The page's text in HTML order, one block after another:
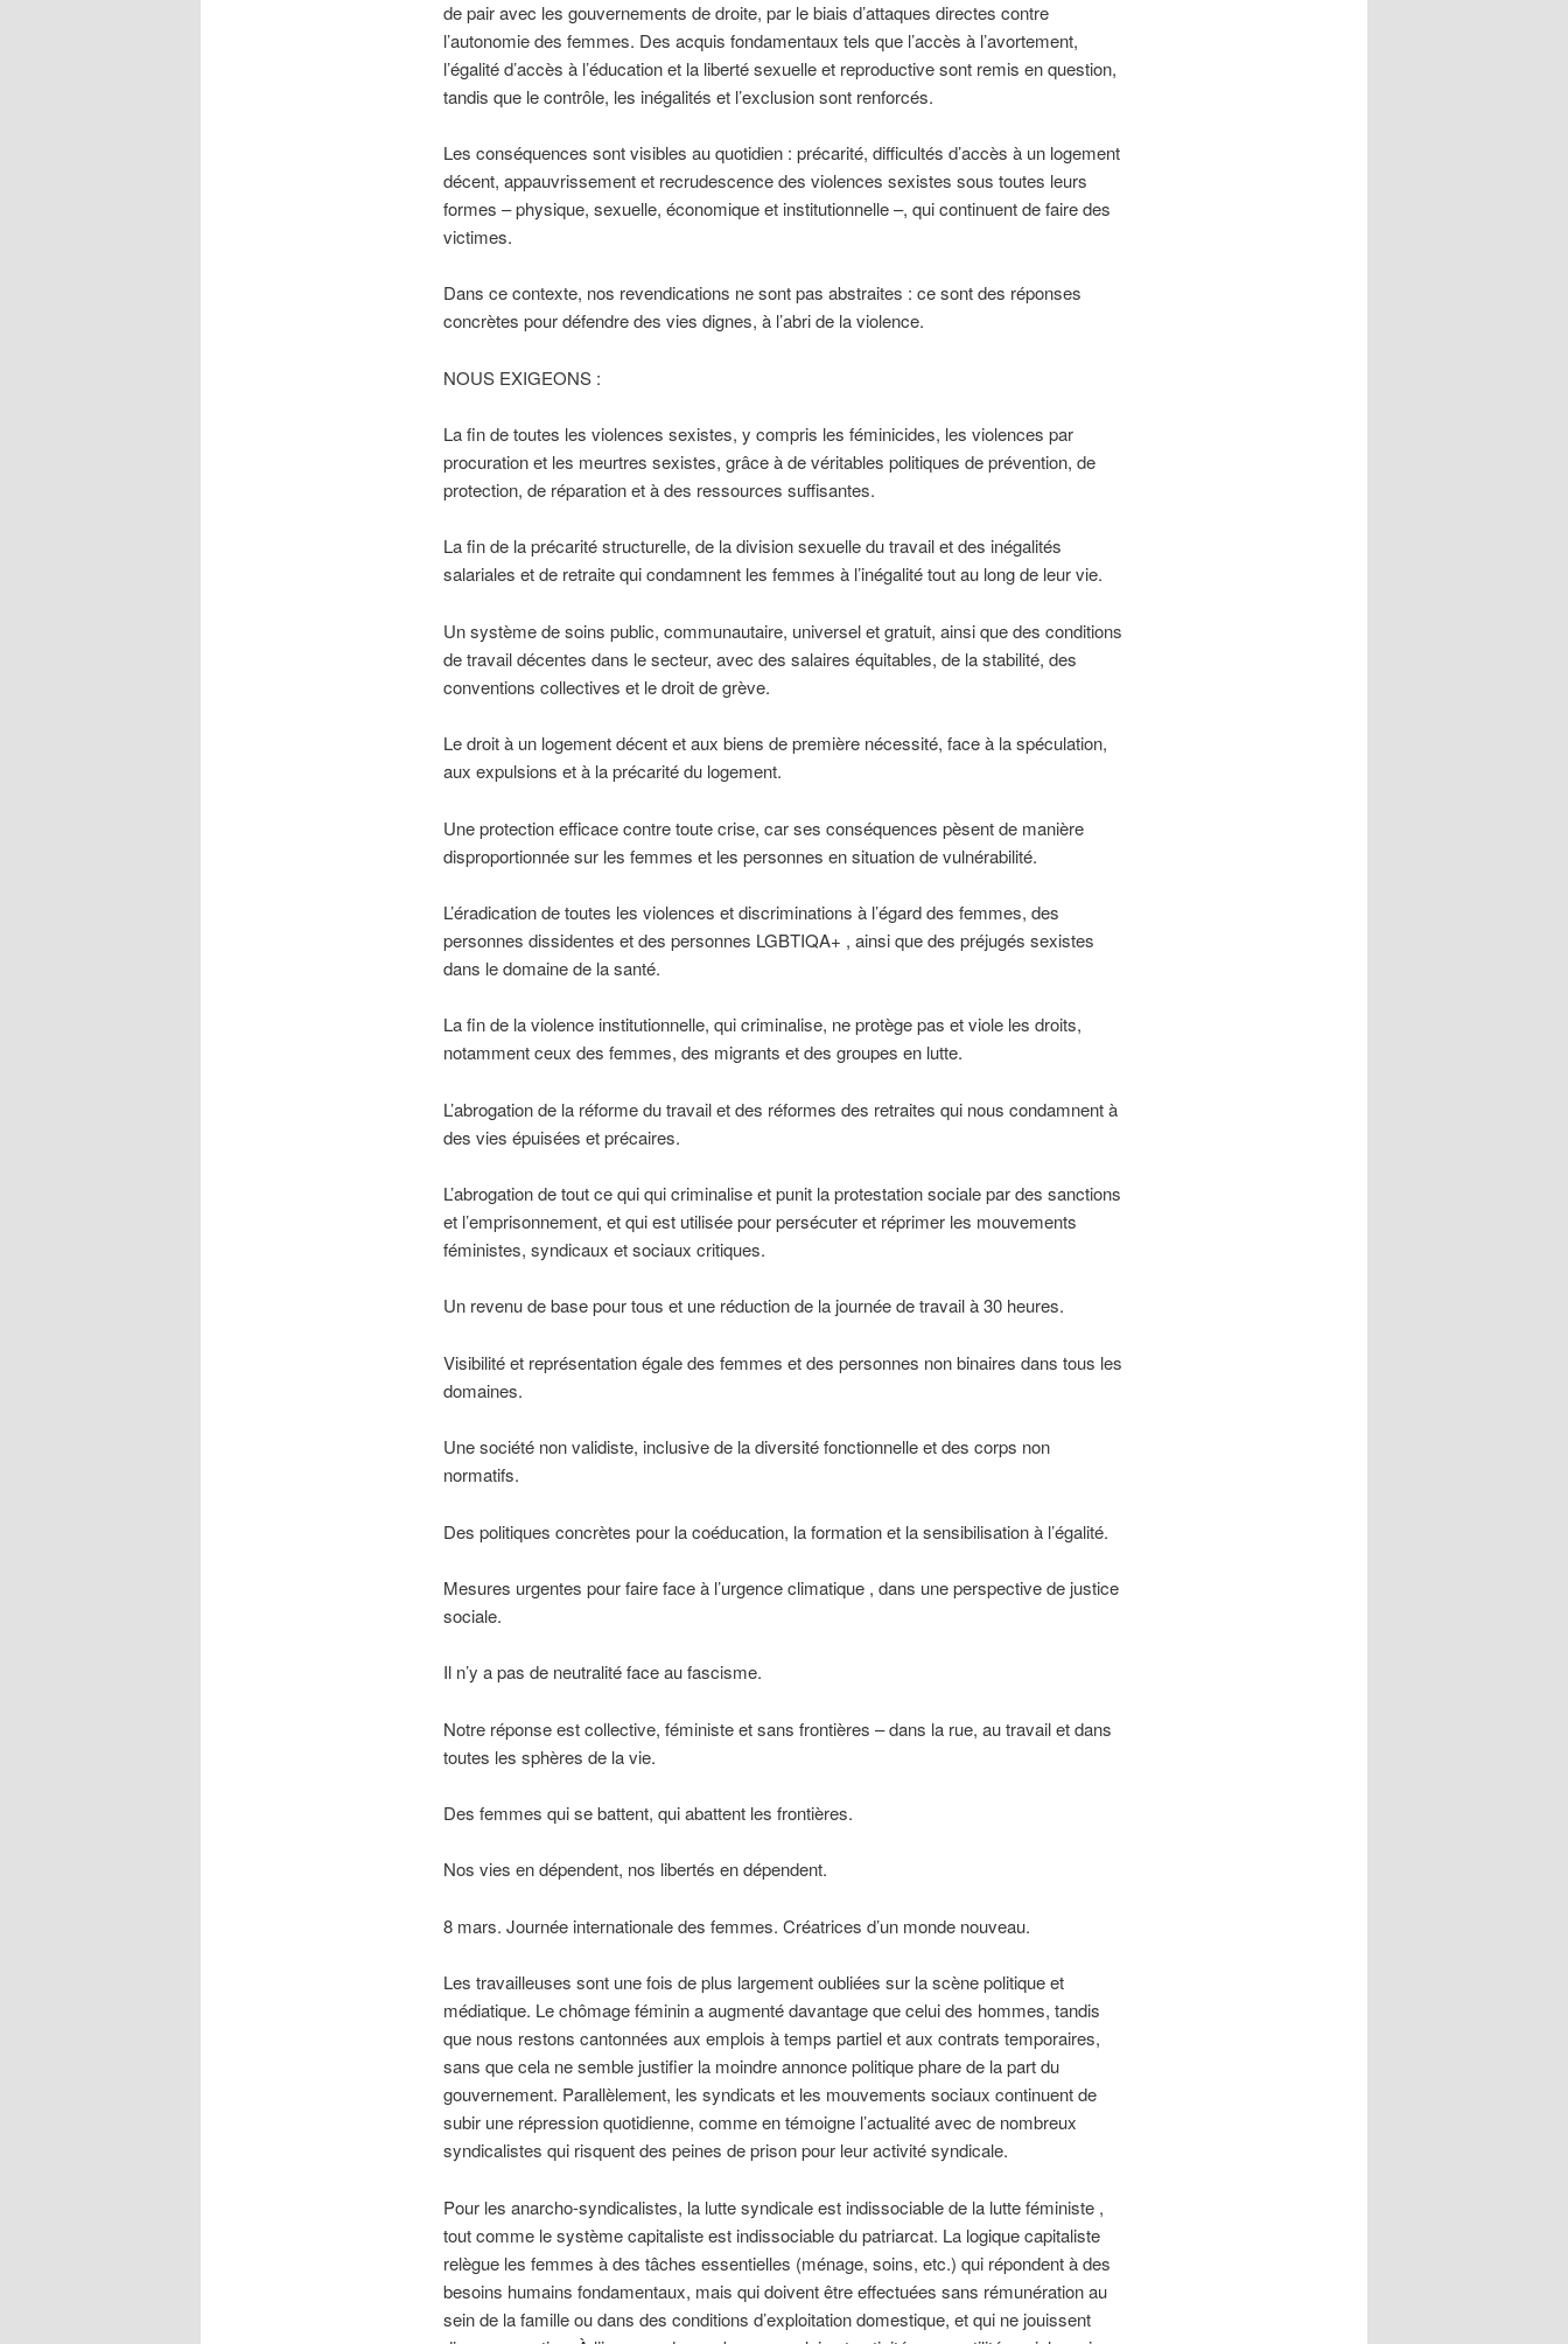
de pair avec les gouvernements de droite, par le biais d’attaques directes contre
l’autonomie des femmes. Des acquis fondamentaux tels que l’accès à l’avortement,
l’égalité d’accès à l’éducation et la liberté sexuelle et reproductive sont remis en question,
tandis que le contrôle, les inégalités et l’exclusion sont renforcés.
Les conséquences sont visibles au quotidien : précarité, difficultés d’accès à un logement
décent, appauvrissement et recrudescence des violences sexistes sous toutes leurs
formes – physique, sexuelle, économique et institutionnelle –, qui continuent de faire des
victimes.
Dans ce contexte, nos revendications ne sont pas abstraites : ce sont des réponses
concrètes pour défendre des vies dignes, à l’abri de la violence.
NOUS EXIGEONS :
La fin de toutes les violences sexistes, y compris les féminicides, les violences par
procuration et les meurtres sexistes, grâce à de véritables politiques de prévention, de
protection, de réparation et à des ressources suffisantes.
La fin de la précarité structurelle, de la division sexuelle du travail et des inégalités
salariales et de retraite qui condamnent les femmes à l’inégalité tout au long de leur vie.
Un système de soins public, communautaire, universel et gratuit, ainsi que des conditions
de travail décentes dans le secteur, avec des salaires équitables, de la stabilité, des
conventions collectives et le droit de grève.
Le droit à un logement décent et aux biens de première nécessité, face à la spéculation,
aux expulsions et à la précarité du logement.
Une protection efficace contre toute crise, car ses conséquences pèsent de manière
disproportionnée sur les femmes et les personnes en situation de vulnérabilité.
L’éradication de toutes les violences et discriminations à l’égard des femmes, des
personnes dissidentes et des personnes LGBTIQA+ , ainsi que des préjugés sexistes
dans le domaine de la santé.
La fin de la violence institutionnelle, qui criminalise, ne protège pas et viole les droits,
notamment ceux des femmes, des migrants et des groupes en lutte.
L’abrogation de la réforme du travail et des réformes des retraites qui nous condamnent à
des vies épuisées et précaires.
L’abrogation de tout ce qui qui criminalise et punit la protestation sociale par des sanctions
et l’emprisonnement, et qui est utilisée pour persécuter et réprimer les mouvements
féministes, syndicaux et sociaux critiques.
Un revenu de base pour tous et une réduction de la journée de travail à 30 heures.
Visibilité et représentation égale des femmes et des personnes non binaires dans tous les
domaines.
Une société non validiste, inclusive de la diversité fonctionnelle et des corps non
normatifs.
Des politiques concrètes pour la coéducation, la formation et la sensibilisation à l’égalité.
Mesures urgentes pour faire face à l’urgence climatique , dans une perspective de justice
sociale.
Il n’y a pas de neutralité face au fascisme.
Notre réponse est collective, féministe et sans frontières – dans la rue, au travail et dans
toutes les sphères de la vie.
Des femmes qui se battent, qui abattent les frontières.
Nos vies en dépendent, nos libertés en dépendent.
8 mars. Journée internationale des femmes. Créatrices d’un monde nouveau.
Les travailleuses sont une fois de plus largement oubliées sur la scène politique et
médiatique. Le chômage féminin a augmenté davantage que celui des hommes, tandis
que nous restons cantonnées aux emplois à temps partiel et aux contrats temporaires,
sans que cela ne semble justifier la moindre annonce politique phare de la part du
gouvernement. Parallèlement, les syndicats et les mouvements sociaux continuent de
subir une répression quotidienne, comme en témoigne l’actualité avec de nombreux
syndicalistes qui risquent des peines de prison pour leur activité syndicale.
Pour les anarcho-syndicalistes, la lutte syndicale est indissociable de la lutte féministe ,
tout comme le système capitaliste est indissociable du patriarcat. La logique capitaliste
relègue les femmes à des tâches essentielles (ménage, soins, etc.) qui répondent à des
besoins humains fondamentaux, mais qui doivent être effectuées sans rémunération au
sein de la famille ou dans des conditions d’exploitation domestique, et qui ne jouissent